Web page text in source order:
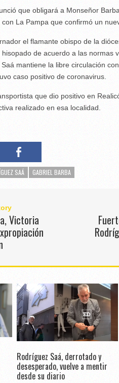
que obligará a Monseñor
La Pampa que confirmó un
el flamante obispo de la
de acuerdo a las normas
mantiene la libre circulación
caso positivo de coronavirus.
que dio positivo en
realizado en esa localidad.
SAÁ GABRIEL BARBA
Victoria
Rodríguez Saá, derrotado y
desesperado, vuelve a mentir
desde su diario